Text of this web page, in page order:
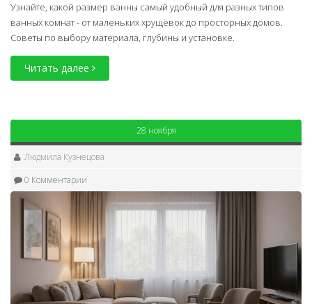
Узнайте, какой размер ванны самый удобный для разных типов
ванных комнат - от маленьких хрущёвок до просторных домов.
Советы по выбору материала, глубины и установке.
Читать далее
28 ноября
Людмила Кузнецова
0 Комментарии